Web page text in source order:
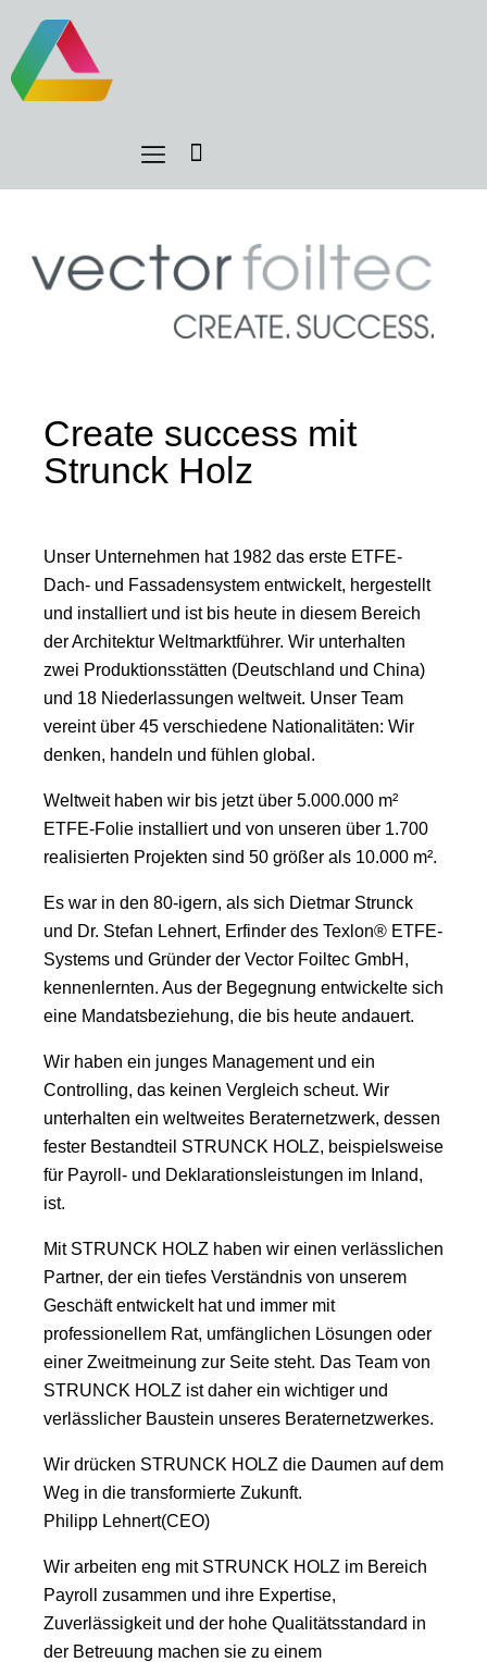
Create success mit
Strunck Holz
Unser Unternehmen hat 1982 das erste ETFE-
Dach- und Fassadensystem entwickelt, hergestellt
und installiert und ist bis heute in diesem Bereich
der Architektur Weltmarktführer. Wir unterhalten
zwei Produktionsstätten (Deutschland und China)
und 18 Niederlassungen weltweit. Unser Team
vereint über 45 verschiedene Nationalitäten: Wir
denken, handeln und fühlen global.
Weltweit haben wir bis jetzt über 5.000.000 m²
ETFE-Folie installiert und von unseren über 1.700
realisierten Projekten sind 50 größer als 10.000 m².
Es war in den 80-igern, als sich Dietmar Strunck
und Dr. Stefan Lehnert, Erfinder des Texlon® ETFE-
Systems und Gründer der Vector Foiltec GmbH,
kennenlernten. Aus der Begegnung entwickelte sich
eine Mandatsbeziehung, die bis heute andauert.
Wir haben ein junges Management und ein
Controlling, das keinen Vergleich scheut. Wir
unterhalten ein weltweites Beraternetzwerk, dessen
fester Bestandteil STRUNCK HOLZ, beispielsweise
für Payroll- und Deklarationsleistungen im Inland,
ist.
Mit STRUNCK HOLZ haben wir einen verlässlichen
Partner, der ein tiefes Verständnis von unserem
Geschäft entwickelt hat und immer mit
professionellem Rat, umfänglichen Lösungen oder
einer Zweitmeinung zur Seite steht. Das Team von
STRUNCK HOLZ ist daher ein wichtiger und
verlässlicher Baustein unseres Beraternetzwerkes.
Wir drücken STRUNCK HOLZ die Daumen auf dem
Weg in die transformierte Zukunft.
Philipp Lehnert(CEO)
Wir arbeiten eng mit STRUNCK HOLZ im Bereich
Payroll zusammen und ihre Expertise,
Zuverlässigkeit und der hohe Qualitätsstandard in
der Betreuung machen sie zu einem